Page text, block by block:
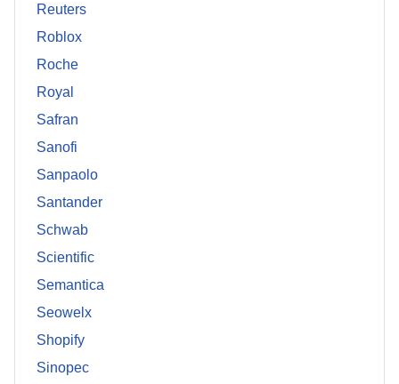
Reuters
Roblox
Roche
Royal
Safran
Sanofi
Sanpaolo
Santander
Schwab
Scientific
Semantica
Seowelx
Shopify
Sinopec